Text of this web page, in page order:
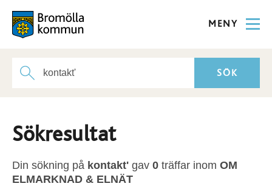
MENY
Sökresultat
Din sökning på kontakt' gav 0 träffar inom OM
ELMARKNAD & ELNÄT